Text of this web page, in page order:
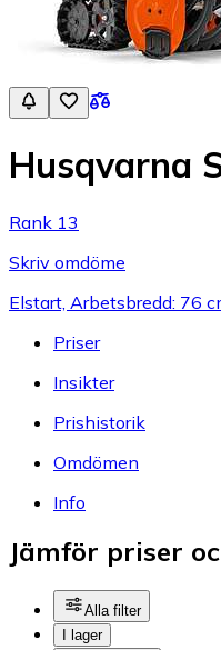
Husqvarna
Rank 13
Skriv omdöme
Elstart, Arbetsbredd: 76
Priser
Insikter
Prishistorik
Omdömen
Info
Jämför priser
Alla filter
I lager